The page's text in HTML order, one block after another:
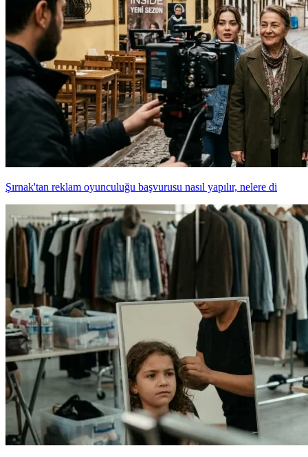
Şırnak'tan reklam oyunculuğu başvurusu nasıl yapılır, nelere di